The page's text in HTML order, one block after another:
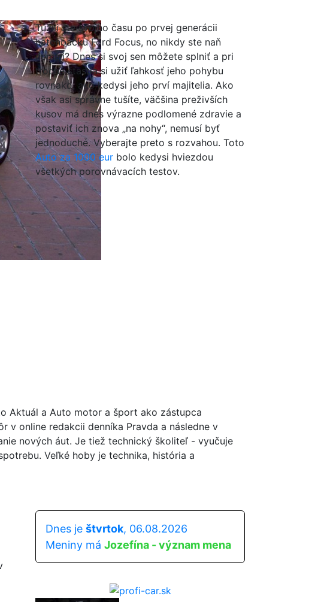
Túžili ste svojho času po prvej generácii
hatchbacku Ford Focus, no nikdy ste naň
nemali? Dnes si svoj sen môžete splniť a pri
troche šťastia si užiť ľahkosť jeho pohybu
rovnako, ako kedysi jeho prví majitelia. Ako
však asi správne tušíte, väčšina preživších
kusov má dnes výrazne podlomené zdravie a
postaviť ich znova „na nohy“, nemusí byť
jednoduché. Vyberajte preto s rozvahou. Toto
Auto za 1000 eur bolo kedysi hviezdou
všetkých porovnávacích testov.
Aktuál a Auto motor a šport ako zástupca
v online redakcii denníka Pravda a následne v
nových áut. Je tiež technický školiteľ - vyučuje
Veľké hoby je technika, história a
Dnes je štvrtok, 06.08.2026
Meniny má Jozefína - význam mena